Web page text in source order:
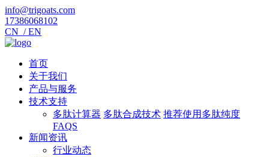
info@trigoats.com
17386068102
CN /EN
首页
关于我们
产品与服务
技术支持
多肽计算器 多肽合成技术 推荐使用多肽纯度
FAQS
新闻资讯
行业动态